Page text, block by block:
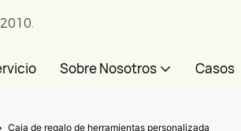
Sobre Nosotros Casos
Caja de regalo de herramientas personalizada